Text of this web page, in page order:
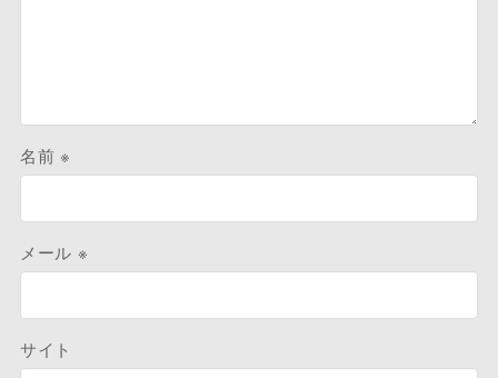
名前※
メール ※
サイト